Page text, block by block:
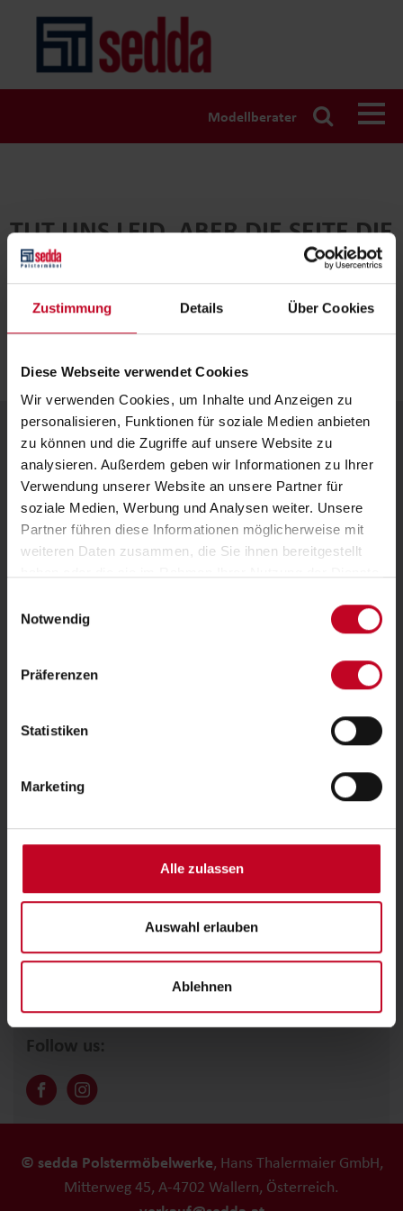
Zustimmung Details Über Cookies
Diese Webseite verwendet Cookies
Wir verwenden Cookies, um Inhalte und Anzeigen zu
personalisieren, Funktionen für soziale Medien anbieten
zu können und die Zugriffe auf unsere Website zu
analysieren. Außerdem geben wir Informationen zu Ihrer
Verwendung unserer Website an unsere Partner für
soziale Medien, Werbung und Analysen weiter. Unsere
Partner führen diese Informationen möglicherweise mit
weiteren Daten zusammen, die Sie ihnen bereitgestellt
Notwendig
Präferenzen
Statistiken
Marketing
Alle zulassen
Auswahl erlauben
Ablehnen
Modellberater
TUT UNS LEID, ABER DIE SEITE DIE
SIE SUCHEN EXISTIERT NICHT.
Kontakt Downloads
Impressum
Datenschutz
Mit unseren österreichischen Polstermöbeln wollen wir Ihren Wunsch
nach Komfort und Wohlfühlgarantie im Wohnzimmer und Schlafzimmer
erfüllen. Unsere qualitativ hochwertigen Sofas undCouchenwerden
lösemittelfreien Aufbau aus. Bei uns wird Ihr Sofa, Ihre
Wohnlandschaft
immer individuell für Sie geplant
Newsletter Anmeldung
Follow us:
© sedda Polstermöbelwerke, Hans Thalermaier GmbH,
Mitterweg 45, A-4702 Wallern, Österreich.